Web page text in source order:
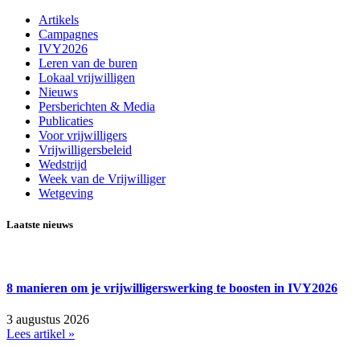
Artikels
Campagnes
IVY2026
Leren van de buren
Lokaal vrijwilligen
Nieuws
Persberichten & Media
Publicaties
Voor vrijwilligers
Vrijwilligersbeleid
Wedstrijd
Week van de Vrijwilliger
Wetgeving
Laatste nieuws
8 manieren om je vrijwilligerswerking te boosten in IVY2026
3 augustus 2026
Lees artikel »